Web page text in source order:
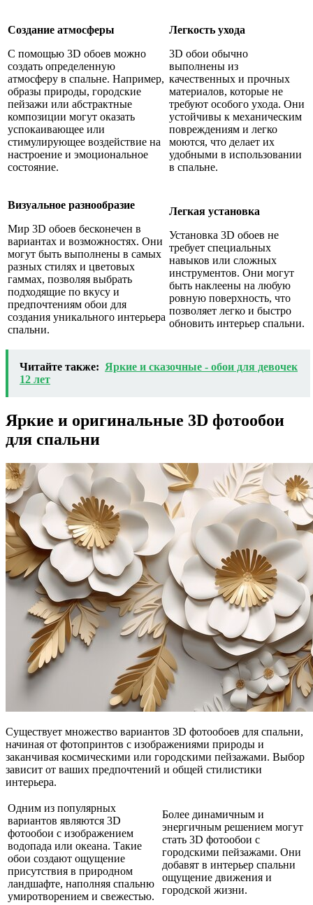
Создание атмосферы
С помощью 3D обоев можно
создать определенную
атмосферу в спальне. Например,
образы природы, городские
пейзажи или абстрактные
композиции могут оказать
успокаивающее или
стимулирующее воздействие на
настроение и эмоциональное
состояние.
Легкость ухода
3D обои обычно
выполнены из
качественных и прочных
материалов, которые не
требуют особого ухода. Они
устойчивы к механическим
повреждениям и легко
моются, что делает их
удобными в использовании
в спальне.
Визуальное разнообразие
Мир 3D обоев бесконечен в
вариантах и возможностях. Они
могут быть выполнены в самых
разных стилях и цветовых
гаммах, позволяя выбрать
подходящие по вкусу и
предпочтениям обои для
создания уникального интерьера
спальни.
Легкая установка
Установка 3D обоев не
требует специальных
навыков или сложных
инструментов. Они могут
быть наклеены на любую
ровную поверхность, что
позволяет легко и быстро
обновить интерьер спальни.
Читайте также: Яркие и сказочные - обои для девочек
12 лет
Яркие и оригинальные 3D фотообои
для спальни
Существует множество вариантов 3D фотообоев для спальни,
начиная от фотопринтов с изображениями природы и
заканчивая космическими или городскими пейзажами. Выбор
зависит от ваших предпочтений и общей стилистики
интерьера.
Одним из популярных
вариантов являются 3D
фотообои с изображением
водопада или океана. Такие
обои создают ощущение
присутствия в природном
ландшафте, наполняя спальню
умиротворением и свежестью.
Более динамичным и
энергичным решением могут
стать 3D фотообои с
городскими пейзажами. Они
добавят в интерьер спальни
ощущение движения и
городской жизни.